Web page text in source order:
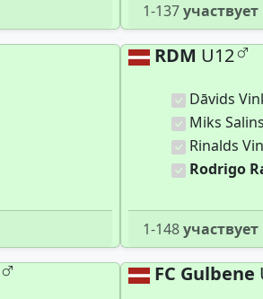
1-137участвует
RDM U12
Dāvids
Miks Salins
Rinalds
Rodrigo
1-148участвует
FC Gulbene